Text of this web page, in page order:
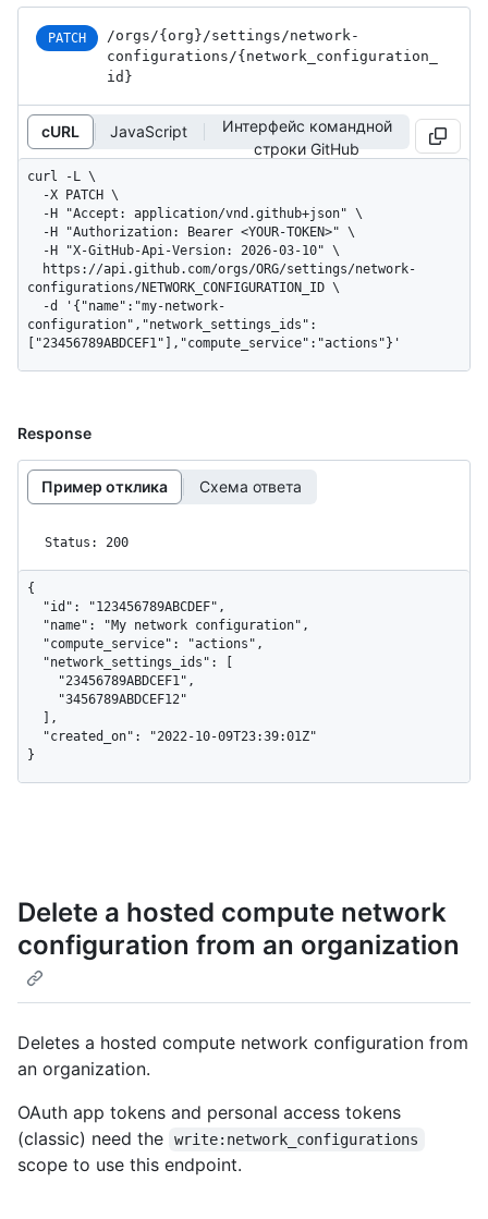
PATCH /orgs /{org} /settings /network-
configurations /{network_ configuration_
id}
cURL JavaScript
Интерфейс командной
строки GitHub
curl -L \
configurations/NETWORK_CONFIGURATION_ID \
configuration","network_settings_ids":
["23456789ABDCEF1"],"compute_service":"actions"}'
Response
Пример отклика Схема ответа
Status: 200
{
}
Delete a hosted compute network
configuration from an organization
Deletes a hosted compute network configuration from
an organization.
OAuth app tokens and personal access tokens
(classic) need the
write:network_configurations
scope to use this endpoint.